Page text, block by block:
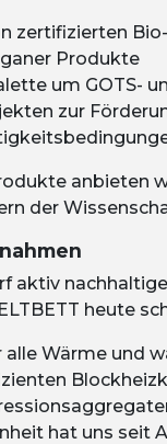
zertifizierten
Produkte
um GOTS-
zur
anbieten
der
aktiv
heute
Wärme und
hat uns seit